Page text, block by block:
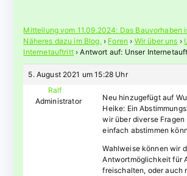
Mitteilung vom 11.09.2024: Das Bauvorhaben
Näheres dazu im Blog. › Foren › Wir über uns ›
Internetauftritt › Antwort auf: Unser
5. August 2021 um 15:28 Uhr
Ralf
Administrator
Neu hinzugefügt auf
Heike: Ein
wir über diverse
einfach abstimmen
Wahlweise können wir
Antwortmöglichkeit für
freischalten, oder auch